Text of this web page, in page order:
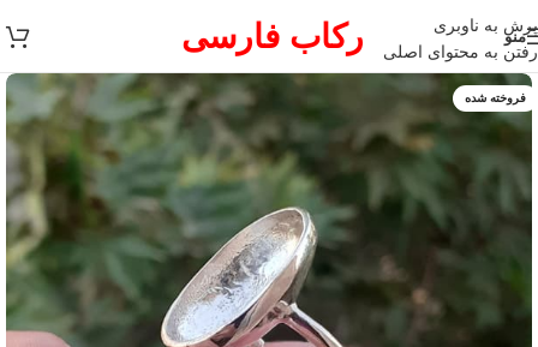
پرش به ناوبری
رفتن به محتوای اصلی
منو رکاب فارسی
فروخته شده